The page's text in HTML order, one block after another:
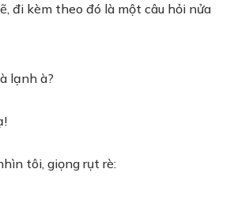
đi kèm theo đó là một câu hỏi nửa
lạnh à?
tôi, giọng rụt rè: